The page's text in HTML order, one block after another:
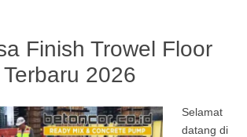
Finish Trowel Floor
2026
Selamat
datang di